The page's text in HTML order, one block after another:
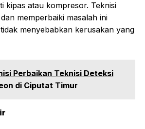
kipas atau kompresor. Teknisi
memperbaiki masalah ini
menyebabkan kerusakan yang
Perbaikan Teknisi Deteksi
di Ciputat Timur